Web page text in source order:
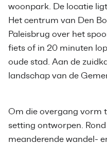
woonpark. De locatie
Het centrum van Den
Paleisbrug over het
fiets of in 20 minuten
oude stad. Aan de
landschap van de
Om die overgang vorm
setting ontworpen.
meanderende wandel-